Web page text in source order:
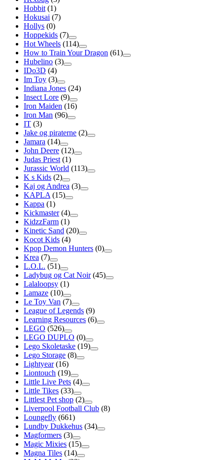
Hobbit (1)
Hokusai (7)
Hollys (0)
Hoppekids (7)
Hot Wheels (114)
How to Train Your Dragon (61)
Hubelino (3)
IDo3D (4)
Im Toy (3)
Indiana Jones (24)
Insect Lore (9)
Iron Maiden (16)
Iron Man (96)
IT (3)
Jake og piraterne (2)
Jamara (14)
John Deere (12)
Judas Priest (1)
Jurassic World (113)
K s Kids (2)
Kaj og Andrea (3)
KAPLA (15)
Kappa (1)
Kickmaster (4)
KidzzFarm (1)
Kinetic Sand (20)
Kocot Kids (4)
Kpop Demon Hunters (0)
Krea (7)
L.O.L. (51)
Ladybug og Cat Noir (45)
Lalaloopsy (1)
Lamaze (10)
Le Toy Van (7)
League of Legends (9)
Learning Resources (6)
LEGO (526)
LEGO DUPLO (0)
Lego Skoletaske (19)
Lego Storage (8)
Lightyear (16)
Liontouch (19)
Little Live Pets (4)
Little Tikes (33)
Littlest Pet shop (2)
Liverpool Football Club (8)
Loungefly (661)
Lundby Dukkehus (34)
Magformers (3)
Magic Mixies (15)
Magna Tiles (14)